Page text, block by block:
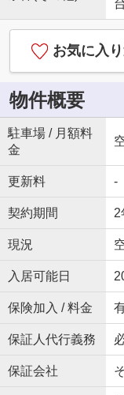
お気に入
物件概要
駐車場 / 月額料
金
更新料 -
契約期間 2
現況
入居可能日
保険加入 / 料金
保証人代行義務
保証会社